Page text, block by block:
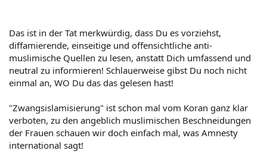
An der Elfenbeinküste steht soviel ich weiss die größte
Kirche der Welt, Orginalnachbau des Petersdoms (nur
größer). Inmitten von Armut. Hier:
http://basilique.free.fr/basilica/index.htm
Militär, obwohl Glaubensverteilung ca. 50:50. Interessant
auch dass 95% der in Deutschland lebenden Nigerianer
Christen sind.
Dazu kommen noch Streitigkeiten um Land und Öl.
@ Fumarat:
Das ist aber jetzt merkwürdig. Ich habe es ganz anders gelesen:
78.000 Menschen aus der Sklaverei freigekauft haben. Der
muslimische Norden versklavt Christen und Animisten, die im
Süden leben. Die Frauen werden zwangsislamisiert und
beschnitten, erhalten muslimische Namen, werden zum Beten
gezwungen und müssen Vergewaltigungen ihrer Herren über
Das ist in der Tat merkwürdig, dass Du es vorziehst,
diffamierende, einseitige und offensichtliche anti-
muslimische Quellen zu lesen, anstatt Dich umfassend und
neutral zu informieren! Schlauerweise gibst Du noch nicht
einmal an, WO Du das das gelesen hast!
"Zwangsislamisierung" ist schon mal vom Koran ganz klar
verboten, zu den angeblich muslimischen Beschneidungen
der Frauen schauen wir doch einfach mal, was Amnesty
international sagt!